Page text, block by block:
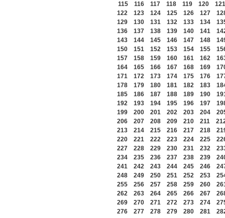
115
116 117 118 119 120
121
122
123 124 125 126 127
129
130 131 132 133 134
136
137 138 139 140 141
143
144 145 146 147 148
150
151 152 153 154 155
157
158 159 160 161 162
164
165 166 167 168 169
171
172 173 174 175 176
178
179 180 181 182 183
185
186 187 188 189 190
192
193 194 195 196 197
199
200 201 202 203 204
206
207 208 209 210 211
213
214 215 216 217 218
220
221 222 223 224 225
227
228 229 230 231 232
234
235 236 237 238 239
241
242 243 244 245 246
248
249 250 251 252 253
255
256 257 258 259 260
262
263 264 265 266 267
269
270 271 272 273 274
276
277 278 279 280 281